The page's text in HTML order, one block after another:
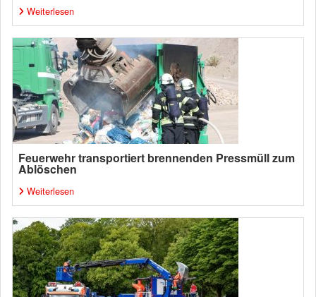
Weiterlesen
Feuerwehr transportiert brennenden Pressmüll zum
Ablöschen
Weiterlesen